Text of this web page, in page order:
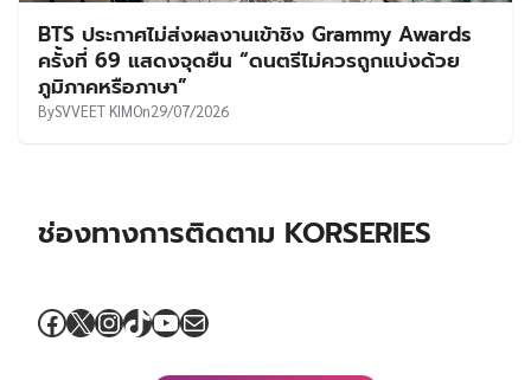
BTS ประกาศไม่ส่งผลงานเข้าชิง Grammy Awards
ครั้งที่ 69 แสดงจุดยืน “ดนตรีไม่ควรถูกแบ่งด้วย
ภูมิภาคหรือภาษา”
BySVVEET KIMOn29/07/2026
ช่องทางการติดตาม KORSERIES
Facebook
X Instagram
TikTok
YouTube
Mail